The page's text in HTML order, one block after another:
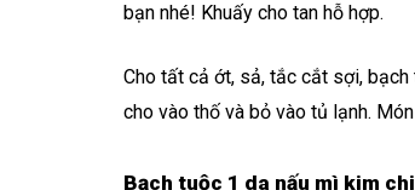
bạn nhé! Khuấy cho tan hỗ hợp.
Cho tất cả ớt, sả, tắc cắt sợi,
cho vào thố và bỏ vào tủ lạnh.
Bạch tuộc 1 da nấu mì kim